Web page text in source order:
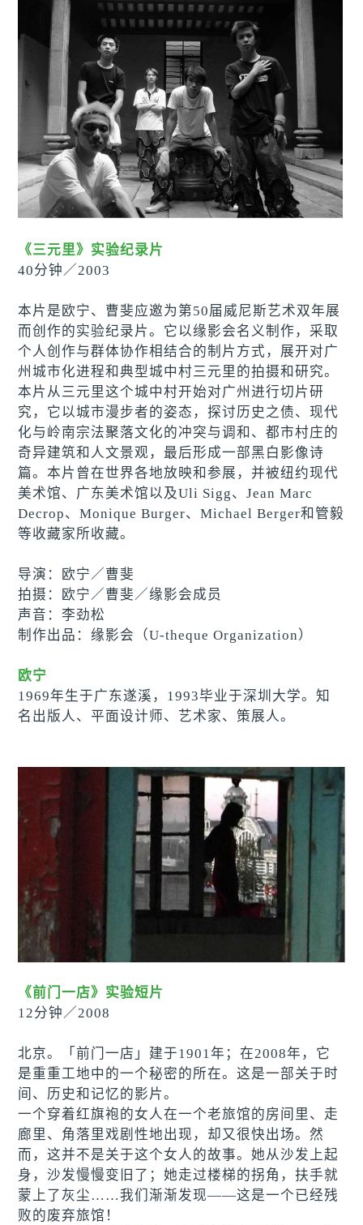
《三元里》实验纪录片
40分钟／2003
本片是欧宁、曹斐应邀为第50届威尼斯艺术双年展
而创作的实验纪录片。它以缘影会名义制作，采取
个人创作与群体协作相结合的制片方式，展开对广
州城市化进程和典型城中村三元里的拍摄和研究。
本片从三元里这个城中村开始对广州进行切片研
究，它以城市漫步者的姿态，探讨历史之债、现代
化与岭南宗法聚落文化的冲突与调和、都市村庄的
奇异建筑和人文景观，最后形成一部黑白影像诗
篇。本片曾在世界各地放映和参展，并被纽约现代
美术馆、广东美术馆以及Uli Sigg、Jean Marc
Decrop、Monique Burger、Michael Berger和管毅
等收藏家所收藏。
导演：欧宁／ 曹斐
拍摄：欧宁／ 曹斐／缘影会成员
声音：李劲松
制作出品：缘影会（U-theque Organization）
欧宁
1969年生于广东遂溪，1993毕业于深圳大学。知
名出版人、平面设计师、艺术家、策展人。
《前门一店》实验短片
12分钟／2008
北京。「前门一店」建于1901年；在2008年，它
是重重工地中的一个秘密的所在。这是一部关于时
间、历史和记忆的影片。
一个穿着红旗袍的女人在一个老旅馆的房间里、走
廊里、角落里戏剧性地出现，却又很快出场。然
而，这并不是关于这个女人的故事。她从沙发上起
身，沙发慢慢变旧了；她走过楼梯的拐角，扶手就
蒙上了灰尘……我们渐渐发现——这是一个已经残
败的废弃旅馆！